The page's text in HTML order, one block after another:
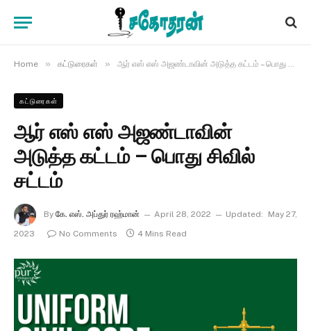
Home » கட்டுரைகள் » ஆர் எஸ் எஸ் அஜண்டாவின் அடுத்த கட்டம் – பொது சிவில் சட்டம்
கட்டுரைகள்
ஆர் எஸ் எஸ் அஜண்டாவின்
அடுத்த கட்டம் – பொது சிவில்
சட்டம்
By கே. எஸ். அப்துர் ரஹ்மான் April 28, 2022 Updated:
May 27,
2023
No Comments 4 Mins Read